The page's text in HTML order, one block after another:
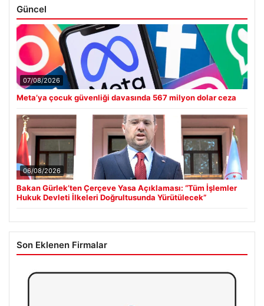
Güncel
07/08/2026
Meta’ya çocuk güvenliği davasında 567 milyon dolar ceza
06/08/2026
Bakan Gürlek’ten Çerçeve Yasa Açıklaması: “Tüm İşlemler
Hukuk Devleti İlkeleri Doğrultusunda Yürütülecek”
Son Eklenen Firmalar